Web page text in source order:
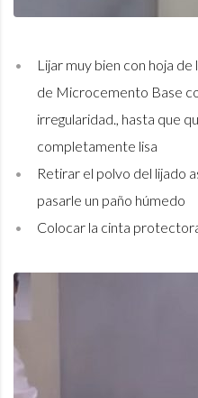
Lijar muy bien con hoja de
de Microcemento Base
irregularidad., hasta que
completamente lisa
Retirar el polvo del lijado
pasarle un paño húmedo
Colocar la cinta